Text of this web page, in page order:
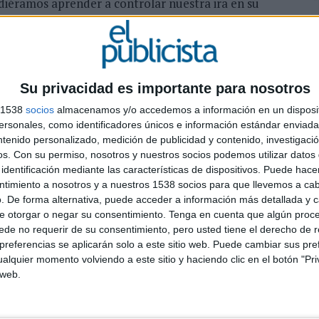
Su privacidad es importante para nosotros
socios almacenamos y/o accedemos a información en un
como identificadores únicos e información estándar
personalizado, medición de publicidad y contenido,
Con su permiso, nosotros y nuestros socios podemos utilizar datos
mediante las características de dispositivos. Puede
a nosotros y a nuestros 1538 socios para que llevemos a
De forma alternativa, puede acceder a información más detallada y
otorgar o negar su consentimiento. Tenga en cuenta que algún
no requerir de su consentimiento, pero usted tiene el derecho de
se aplicarán solo a este sitio web. Puede cambiar sus
momento volviendo a este sitio y haciendo clic en el botón
aprender a controlar nuestra ira en su
de Officer & Gentleman: "La ira en los
gamer, y los Anger Controllers son la forma
y honesta sobre algo que afecta no sólo a los
de un esfuerzo mucho mayor de Opera GX
primer "Informe sobre la ira" con datos clave
y Reino Unido, la marca se ha asociado con
psiquiatra formado en Harvard y destacado
expondrán consejos que ayudarán a los
sus frustraciones asociadas al juego.
streamer Cr1TiKaL en un debate sobre el
en GX Corner el 6 de junio en este enlace. La
mayoría de ellos han luchado con sus propios
estresados. Por ejemplo, casi dos tercios de
los Estados Unidos) han tenido que reflexionar